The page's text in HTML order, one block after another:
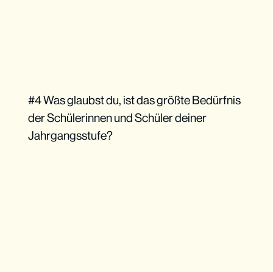
#4 Was glaubst du, ist das größte Bedürfnis
der Schülerinnen und Schüler deiner
Jahrgangsstufe?